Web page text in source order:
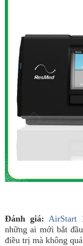
Đánh giá: AirStart
những ai mới bắt
điều trị mà không